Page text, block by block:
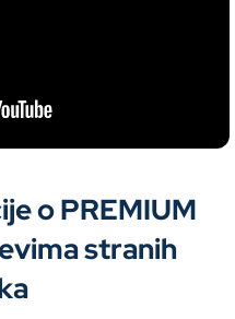
o PREMIUM
stranih